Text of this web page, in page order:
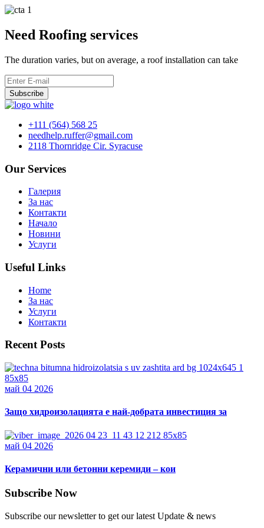
Need Roofing services
The duration varies, but on average, a roof installation can take
Subscribe
+111 (564) 568 25
needhelp.ruffer@gmail.com
2118 Thornridge Cir. Syracuse
Our Services
Галерия
За нас
Контакти
Начало
Новини
Услуги
Useful Links
Home
За нас
Услуги
Контакти
Recent Posts
май 04 2026
Защо хидроизолацията е най-добрата инвестиция за
май 04 2026
Керамични или бетонни керемиди – кои
Subscribe Now
Subscribe our newsletter to get our latest Update & news